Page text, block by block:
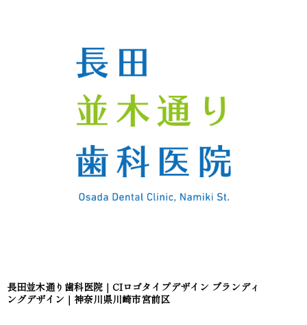
長田並木通り歯科医院｜CIロゴタイプデザイン ブランディ
ングデザイン｜神奈川県川崎市宮前区